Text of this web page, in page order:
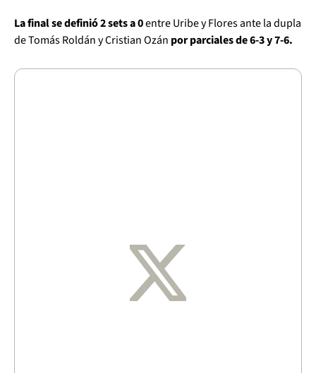
La final se definió 2 sets a 0entre Uribe y Flores ante la dupla
de Tomás Roldán y Cristian Ozán por parciales de 6-3 y 7-6.